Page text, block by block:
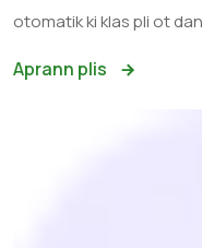
otomatik ki klas pli ot
Aprann plis